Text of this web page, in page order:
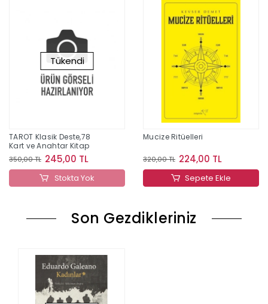
Tükendi
TAROT Klasik Deste,78
Kart ve Anahtar Kitap
350,00 TL 245,00 TL
Stokta Yok
Mucize Ritüelleri
320,00 TL 224,00 TL
Sepete Ekle
Son Gezdikleriniz